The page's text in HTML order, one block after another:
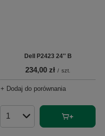
Dell P2423 24'' B
234,00 zł / szt.
+ Dodaj do porównania
Ilość produktów